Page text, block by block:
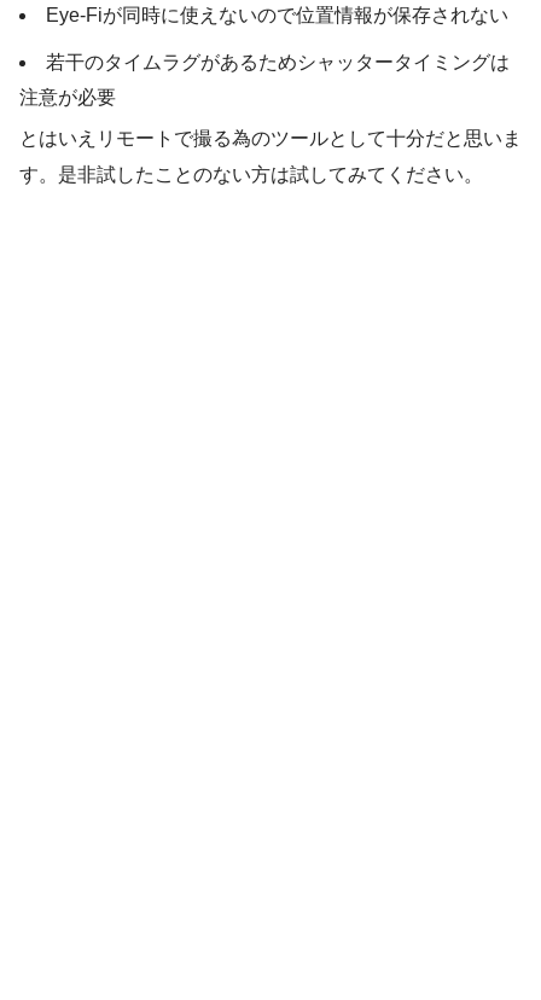
Eye-Fiが同時に使えないので位置情報が保存されない
若干のタイムラグがあるためシャッタータイミングは
注意が必要
とはいえリモートで撮る為のツールとして十分だと思いま
す。是非試したことのない方は試してみてください。